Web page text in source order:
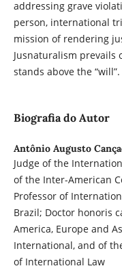
addressing grave
person, international
mission of rendering
Jusnaturalism prevails
stands above the “will”.
Biografia do Autor
Antônio Augusto
Judge of the
of the Inter-American
Professor of
Brazil; Doctor honoris
America, Europe and
International, and of
of International Law